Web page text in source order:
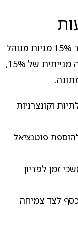
החיסכון באלטשולר שחם גמל אג"ח עד 15% מניות מנוהל
כתיק אג"חי במהותו, עם תקרת חשיפה מנייתית של 15%,
וקונצרניות
מנייתי מוגבל של עד 15% להוספת פוטנציאל
זמן לפדיון
לצד צמיחה